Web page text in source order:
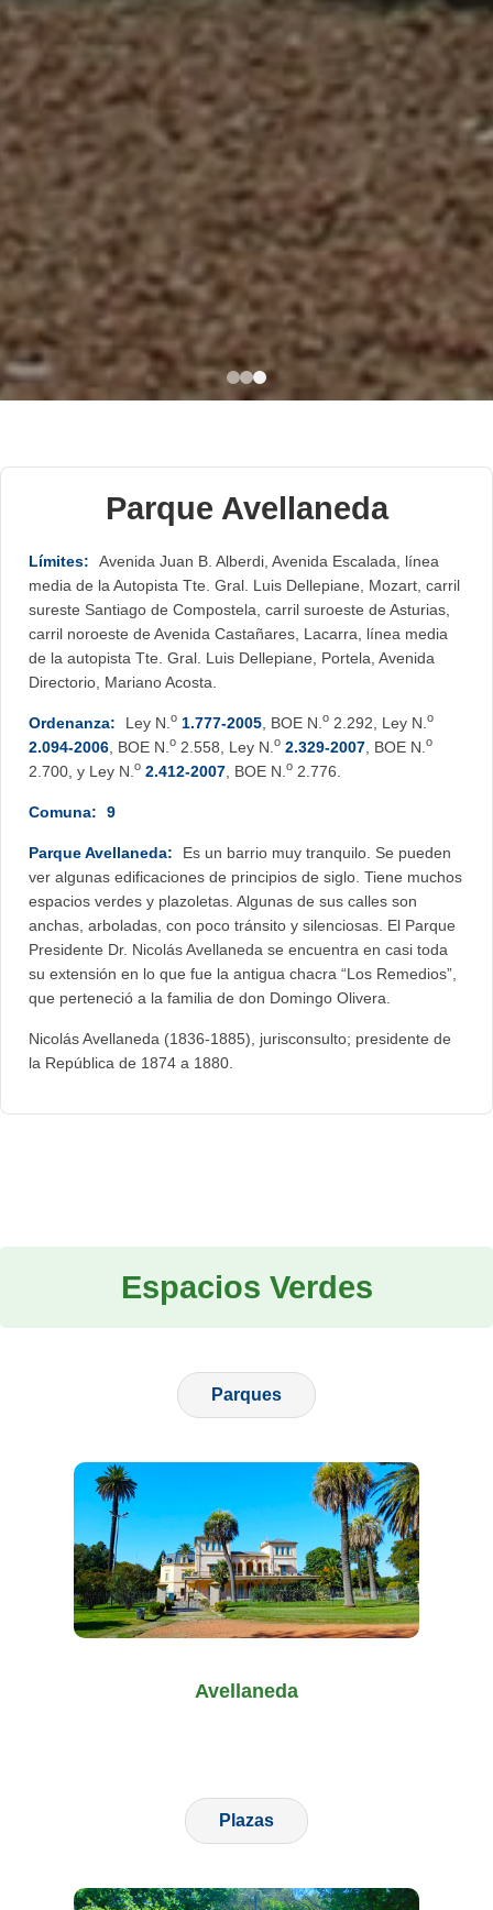
Parque Avellaneda
Límites:
Avenida Juan B. Alberdi, Avenida Escalada, línea
media de la Autopista Tte. Gral. Luis Dellepiane, Mozart, carril
sureste Santiago de Compostela, carril suroeste de Asturias,
carril noroeste de Avenida Castañares, Lacarra, línea media
de la autopista Tte. Gral. Luis Dellepiane, Portela, Avenida
Directorio, Mariano Acosta.
Ordenanza: Ley N. o 1.777-2005 , BOE N. o 2.292, Ley N. o
2.094-2006 , BOE N. o 2.558, Ley N. o 2.329-2007 , BOE N. o
2.700, y Ley N. o 2.412-2007 , BOE N. o 2.776.
Comuna: 9
Parque Avellaneda:
Es un barrio muy tranquilo. Se pueden
ver algunas edificaciones de principios de siglo. Tiene muchos
espacios verdes y plazoletas. Algunas de sus calles son
anchas, arboladas, con poco tránsito y silenciosas. El Parque
Presidente Dr. Nicolás Avellaneda se encuentra en casi toda
su extensión en lo que fue la antigua chacra “Los Remedios”,
que perteneció a la familia de don Domingo Olivera.
Nicolás Avellaneda (1836-1885), jurisconsulto; presidente de
la República de 1874 a 1880.
Espacios Verdes
Parques
Avellaneda
Plazas